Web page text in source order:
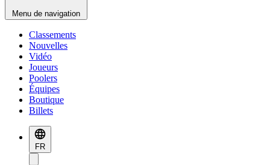
Menu de navigation
Classements
Nouvelles
Vidéo
Joueurs
Poolers
Équipes
Boutique
Billets
FR